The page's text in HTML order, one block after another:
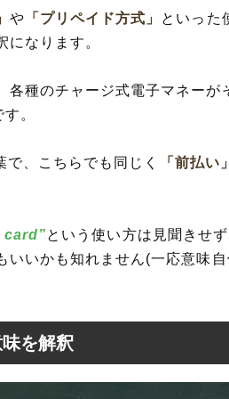
や 「プリペイド方式」 といった
なります。
各種のチャージ式電子マネーが
。
、こちらでも同じく 「前払い」
card”という使い方は見聞きせ
いかも知れません(一応意味自
味を解釈